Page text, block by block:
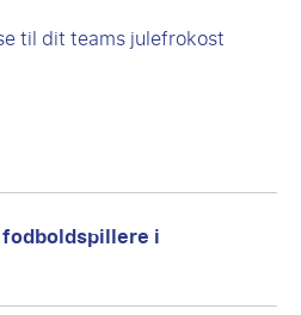
til dit teams julefrokost
i